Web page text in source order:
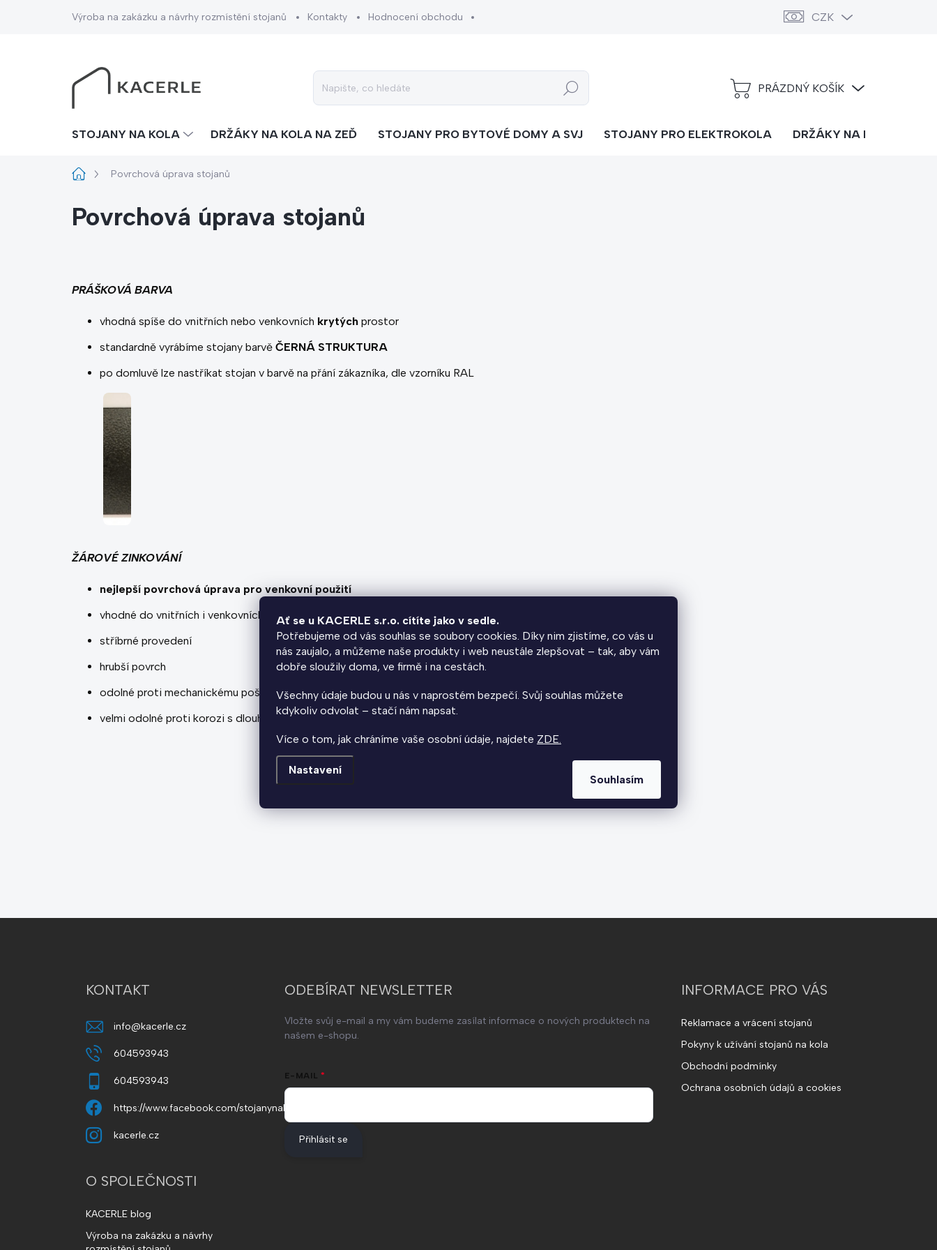
Ať se u KACERLE s.r.o. cítíte jako v sedle.
Potřebujeme od vás souhlas se soubory cookies. Díky nim zjistíme, co vás u
nás zaujalo, a můžeme naše produkty i web neustále zlepšovat – tak, aby vám
dobře sloužily doma, ve firmě i na cestách.
Všechny údaje budou u nás v naprostém bezpečí. Svůj souhlas můžete
kdykoliv odvolat – stačí nám napsat.
Více o tom, jak chráníme vaše osobní údaje, najdete ZDE.
Nastavení
Souhlasím
Výroba na zakázku a návrhy rozmístění stojanů Kontakty Hodnocení obchodu CZK
Hledat
NÁKUPNÍ
PRÁZDNÝ KOŠÍK
STOJANY NA KOLA DRŽÁKY NA KOLA NA ZEĎ STOJANY PRO BYTOVÉ DOMY A SVJ STOJANY PRO ELEKTROKOLA DRŽÁKY NA LYŽE
DomůPovrchová úprava stojanů
Povrchová úprava stojanů
PRÁŠKOVÁ BARVA
vhodná spíše do vnitřních nebo venkovních krytých prostor
standardně vyrábíme stojany barvě ČERNÁ STRUKTURA
po domluvě lze nastříkat stojan v barvě na přání zákazníka, dle vzorníku RAL
ŽÁROVÉ ZINKOVÁNÍ
nejlepší povrchová úprava pro venkovní použití
vhodné do vnitřních i venkovních prostor
stříbrné provedení
hrubší povrch
odolné proti mechanickému poškození
velmi odolné proti korozi s dlouhou životností
KONTAKT
info@kacerle.cz
604593943
604593943
https://www.facebook.com/stojanynakola
kacerle.cz
ODEBÍRAT NEWSLETTER
Vložte svůj e-mail a my vám budeme zasílat informace o nových produktech na
našem e-shopu.
E-MAIL
Přihlásit se
INFORMACE PRO VÁS
Reklamace a vrácení stojanů
Pokyny k užívání stojanů na kola
Obchodní podmínky
Ochrana osobních údajů a cookies
O SPOLEČNOSTI
KACERLE blog
Výroba na zakázku a návrhy